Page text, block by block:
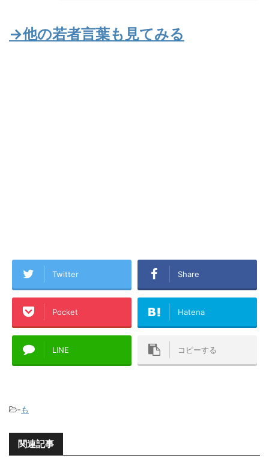
→他の若者言葉も見てみる
Twitter Share
Pocket Hatena
LINE コピーする
-も
関連記事